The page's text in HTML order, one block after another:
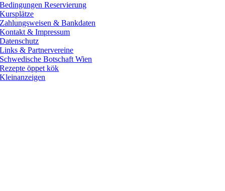
Bedingungen Reservierung
Kursplätze
Zahlungsweisen & Bankdaten
Kontakt & Impressum
Datenschutz
Links & Partnervereine
Schwedische Botschaft Wien
Rezepte öppet kök
Kleinanzeigen